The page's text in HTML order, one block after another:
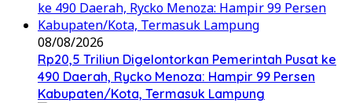
08/08/2026
Rp20,5 Triliun Digelontorkan Pemerintah Pusat ke
490 Daerah, Rycko Menoza: Hampir 99 Persen
Kabupaten/Kota, Termasuk Lampung